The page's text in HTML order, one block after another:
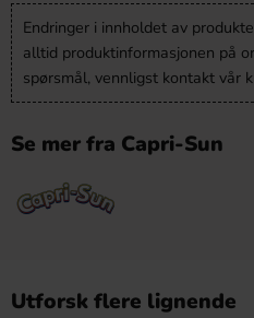
Endringer i innholdet av
alltid produktinformasjonen på
spørsmål, vennligst kontakt vår
Se mer fra Capri-Sun
Utforsk flere lignende